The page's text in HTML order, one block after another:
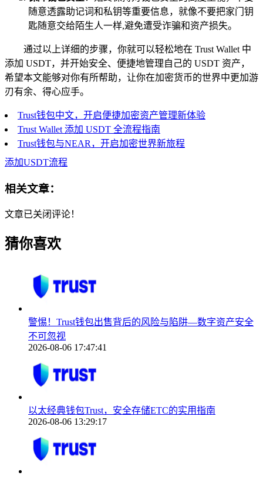
随意透露助记词和私钥等重要信息，就像不要把家门钥
匙随意交给陌生人一样,避免遭受诈骗和资产损失。
通过以上详细的步骤，你就可以轻松地在 Trust Wallet 中
添加 USDT，并开始安全、便捷地管理自己的 USDT 资产，
希望本文能够对你有所帮助，让你在加密货币的世界中更加游
刃有余、得心应手。
Trust钱包中文，开启便捷加密资产管理新体验
Trust Wallet 添加 USDT 全流程指南
Trust钱包与NEAR，开启加密世界新旅程
添加USDT流程
相关文章：
文章已关闭评论！
猜你喜欢
警惕！Trust钱包出售背后的风险与陷阱—数字资产安全
不可忽视
2026-08-06 17:47:41
以太经典钱包Trust，安全存储ETC的实用指南
2026-08-06 13:29:17